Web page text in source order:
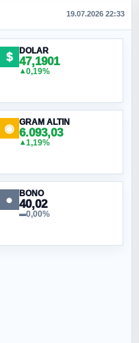
mı, Yeni
mı?
alçağına
19.07.2026 22:33
$ DOLAR
47,1901
▲0,19%
◉ GRAM ALTIN
6.093,03
▲1,19%
● BONO
40,02
▬0,00%